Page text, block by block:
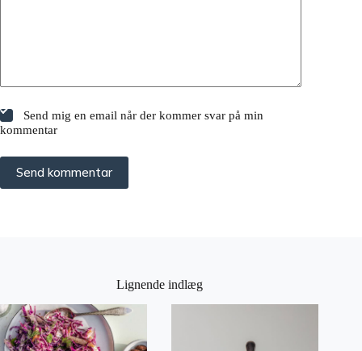
Send mig en email når der kommer svar på min
kommentar
Send kommentar
Lignende indlæg